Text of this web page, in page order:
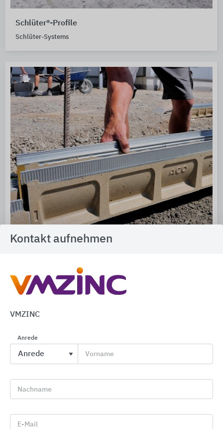
Schlüter®-Profile
Schlüter-Systems
Linienentwässerung
Kontakt aufnehmen
VMZINC
Anrede
Vorname
Nachname
E-Mail